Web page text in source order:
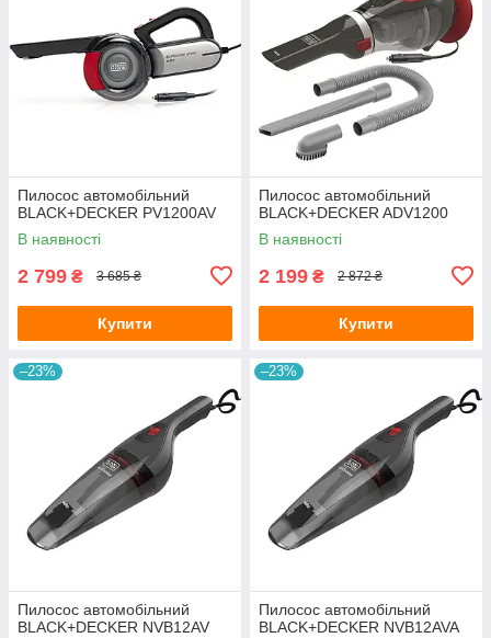
Пилосос автомобільний
BLACK+DECKER PV1200AV
В наявності
2 799 ₴ 3 685 ₴
Купити
Пилосос автомобільний
BLACK+DECKER ADV1200
В наявності
2 199 ₴ 2 872 ₴
Купити
–23%
Пилосос автомобільний
BLACK+DECKER NVB12AV
–23%
Пилосос автомобільний
BLACK+DECKER NVB12AVA